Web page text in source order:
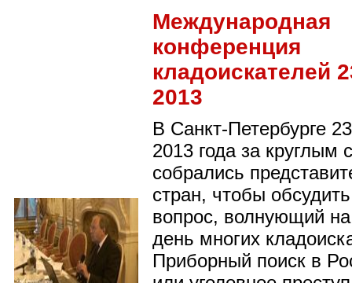
Международная
конференция
кладоискателей
2013
В Санкт-Петербурге
2013 года за круглым
собрались
стран, чтобы
вопрос, волнующий
день многих
Приборный поиск в